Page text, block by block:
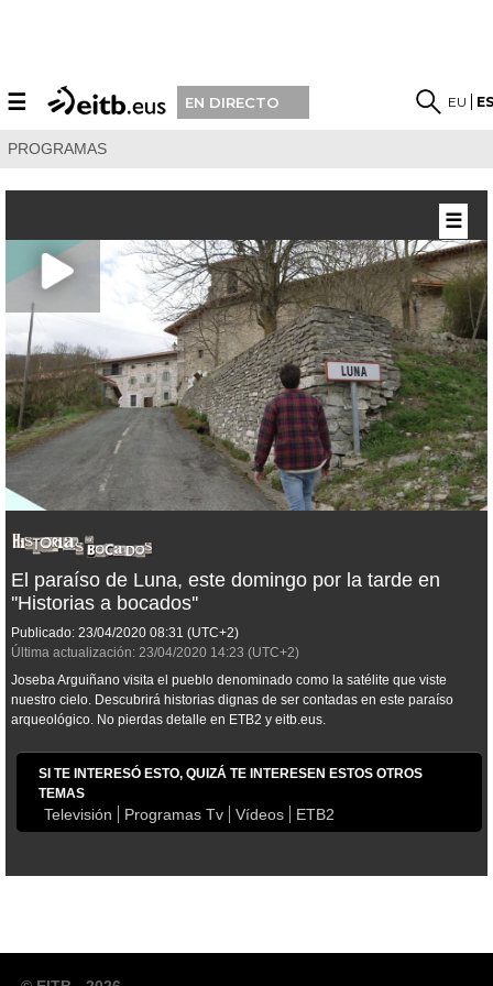
☰ EN DIRECTO EU
PROGRAMAS
El paraíso de Luna, este domingo por la tarde en
''Historias a bocados''
Publicado: 23/04/2020 08:31 (UTC+2)
Última actualización: 23/04/2020 14:23 (UTC+2)
Joseba Arguiñano visita el pueblo denominado como la satélite que viste
nuestro cielo. Descubrirá historias dignas de ser contadas en este paraíso
arqueológico. No pierdas detalle en ETB2 y eitb.eus.
SI TE INTERESÓ ESTO, QUIZÁ TE INTERESEN ESTOS OTROS
TEMAS
Televisión Programas Tv Vídeos ETB2
☰